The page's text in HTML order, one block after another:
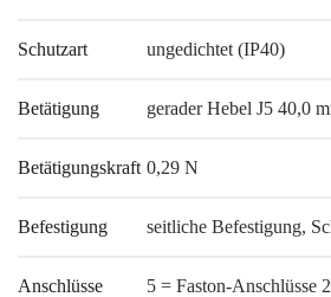
Schutzart ungedichtet (IP40)
Betätigung gerader Hebel J5 40,0
Betätigungskraft 0,29 N
Befestigung seitliche Befestigung,
Anschlüsse 5 = Faston-Anschlüsse